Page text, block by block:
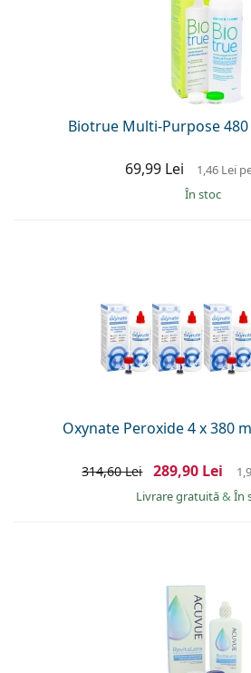
Biotrue Multi-Purpose
69,99 Lei 1,46 Lei
În stoc
Oxynate Peroxide 4 x 380
314,60 Lei 289,90 Lei
Livrare gratuită& În